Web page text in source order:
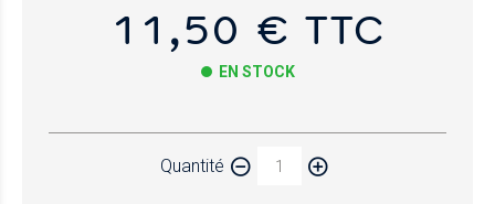
11,50 € TTC
EN STOCK
Quantité